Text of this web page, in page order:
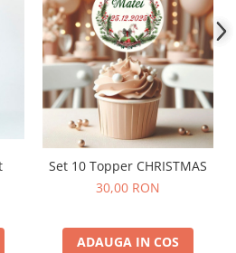
Set 10 Topper CHRISTMAS
30,00 RON
ADAUGA IN COS